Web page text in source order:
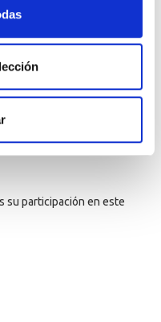
por parte de Promoción de
: plazo máximo para
electrónico a
dispondrá de un máximo
su participación en este